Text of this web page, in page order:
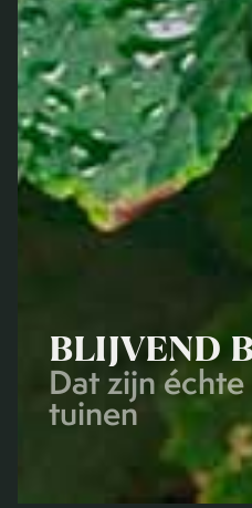
BLIJVEND
Dat zijn
tuinen